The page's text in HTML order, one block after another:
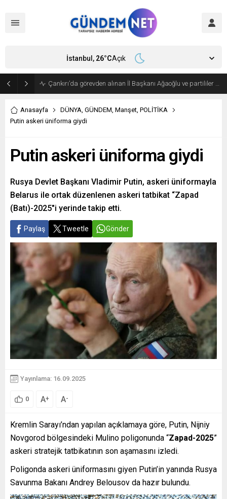
Bakan Fidan, Hamas Siyasi Büro Şefi Hayye’yi kabul etti
İstanbul, 26°CAçık
Anasayfa DÜNYA, GÜNDEM, Manşet, POLİTİKA
Putin askeri üniforma giydi
Putin askeri üniforma giydi
Rusya Devlet Başkanı Vladimir Putin, askeri üniformayla
Belarus ile ortak düzenlenen askeri tatbikat “Zapad
(Batı)-2025″i yerinde takip etti.
Paylaş Tweetle Gönder
Yayınlama: 16.09.2025
0 A+ A-
Kremlin Sarayı’ndan yapılan açıklamaya göre, Putin, Nijniy
Novgorod bölgesindeki Mulino poligonunda “Zapad-2025”
askeri stratejik tatbikatının son aşamasını izledi.
Poligonda askeri üniformasını giyen Putin’in yanında Rusya
Savunma Bakanı Andrey Belousov da hazır bulundu.